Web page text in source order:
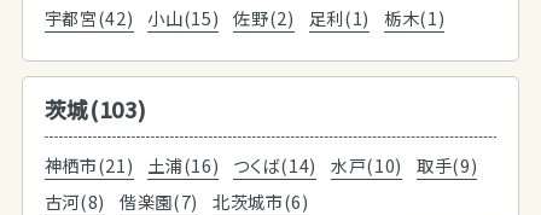
宇都宮(42) 小山(15) 佐野(2) 足利(1) 栃木(1)
茨城(103)
神栖市(21) 土浦(16) つくば(14) 水戸(10)
取手(9)
古河(8)
偕楽園(7)
北茨城市(6)